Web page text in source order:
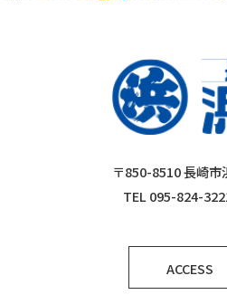
〒850-8510 長崎市
TEL 095-824-
ACCESS